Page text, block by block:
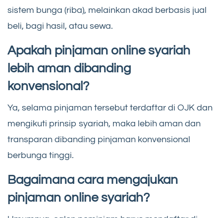
sistem bunga (riba), melainkan akad berbasis jual
beli, bagi hasil, atau sewa.
Apakah pinjaman online syariah
lebih aman dibanding
konvensional?
Ya, selama pinjaman tersebut terdaftar di OJK dan
mengikuti prinsip syariah, maka lebih aman dan
transparan dibanding pinjaman konvensional
berbunga tinggi.
Bagaimana cara mengajukan
pinjaman online syariah?